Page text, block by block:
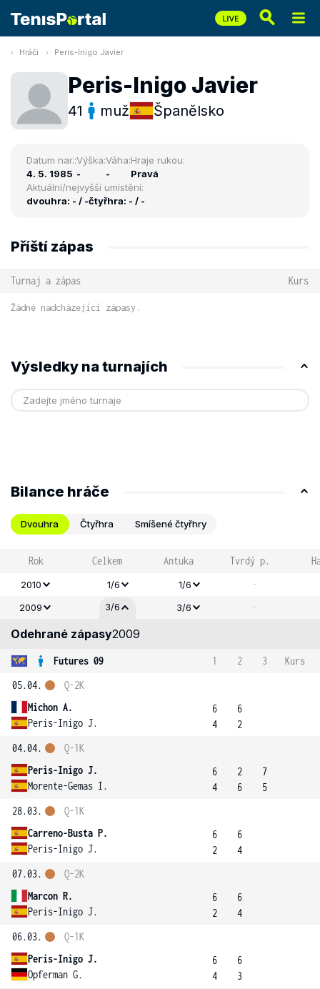
Hráči Peris-Inigo Javier
Peris-Inigo Javier
41 muž Španělsko
Datum nar.:
4. 5. 1985
Výška:
-
Váha:
-
Hraje rukou:
Pravá
Aktuální/nejvyšší umístění:
dvouhra: - / -čtyřhra: - / -
Příští zápas
Turnaj a zápas Kurs
Žádné nadcházející zápasy.
Výsledky na turnajích
Bilance hráče
Dvouhra Čtyřhra Smíšené čtyřhry
Rok Celkem Antuka Tvrdý p.
2010 1/6 1/6 -
2009 3/6 3/6 -
Odehrané zápasy2009
Futures 09 1 2 3
Kurs
05.04.
Michon A.
Peris-Inigo J.
Q-2K
6
4
6
2
04.04.
Peris-Inigo J.
Morente-Gemas I.
Q-1K
6
4
2
6
7
5
28.03.
Carreno-Busta P.
Peris-Inigo J.
Q-1K
6
2
6
4
07.03.
Marcon R.
Peris-Inigo J.
Q-2K
6
2
6
4
06.03.
Peris-Inigo J.
Opferman G.
Q-1K
6
4
6
3